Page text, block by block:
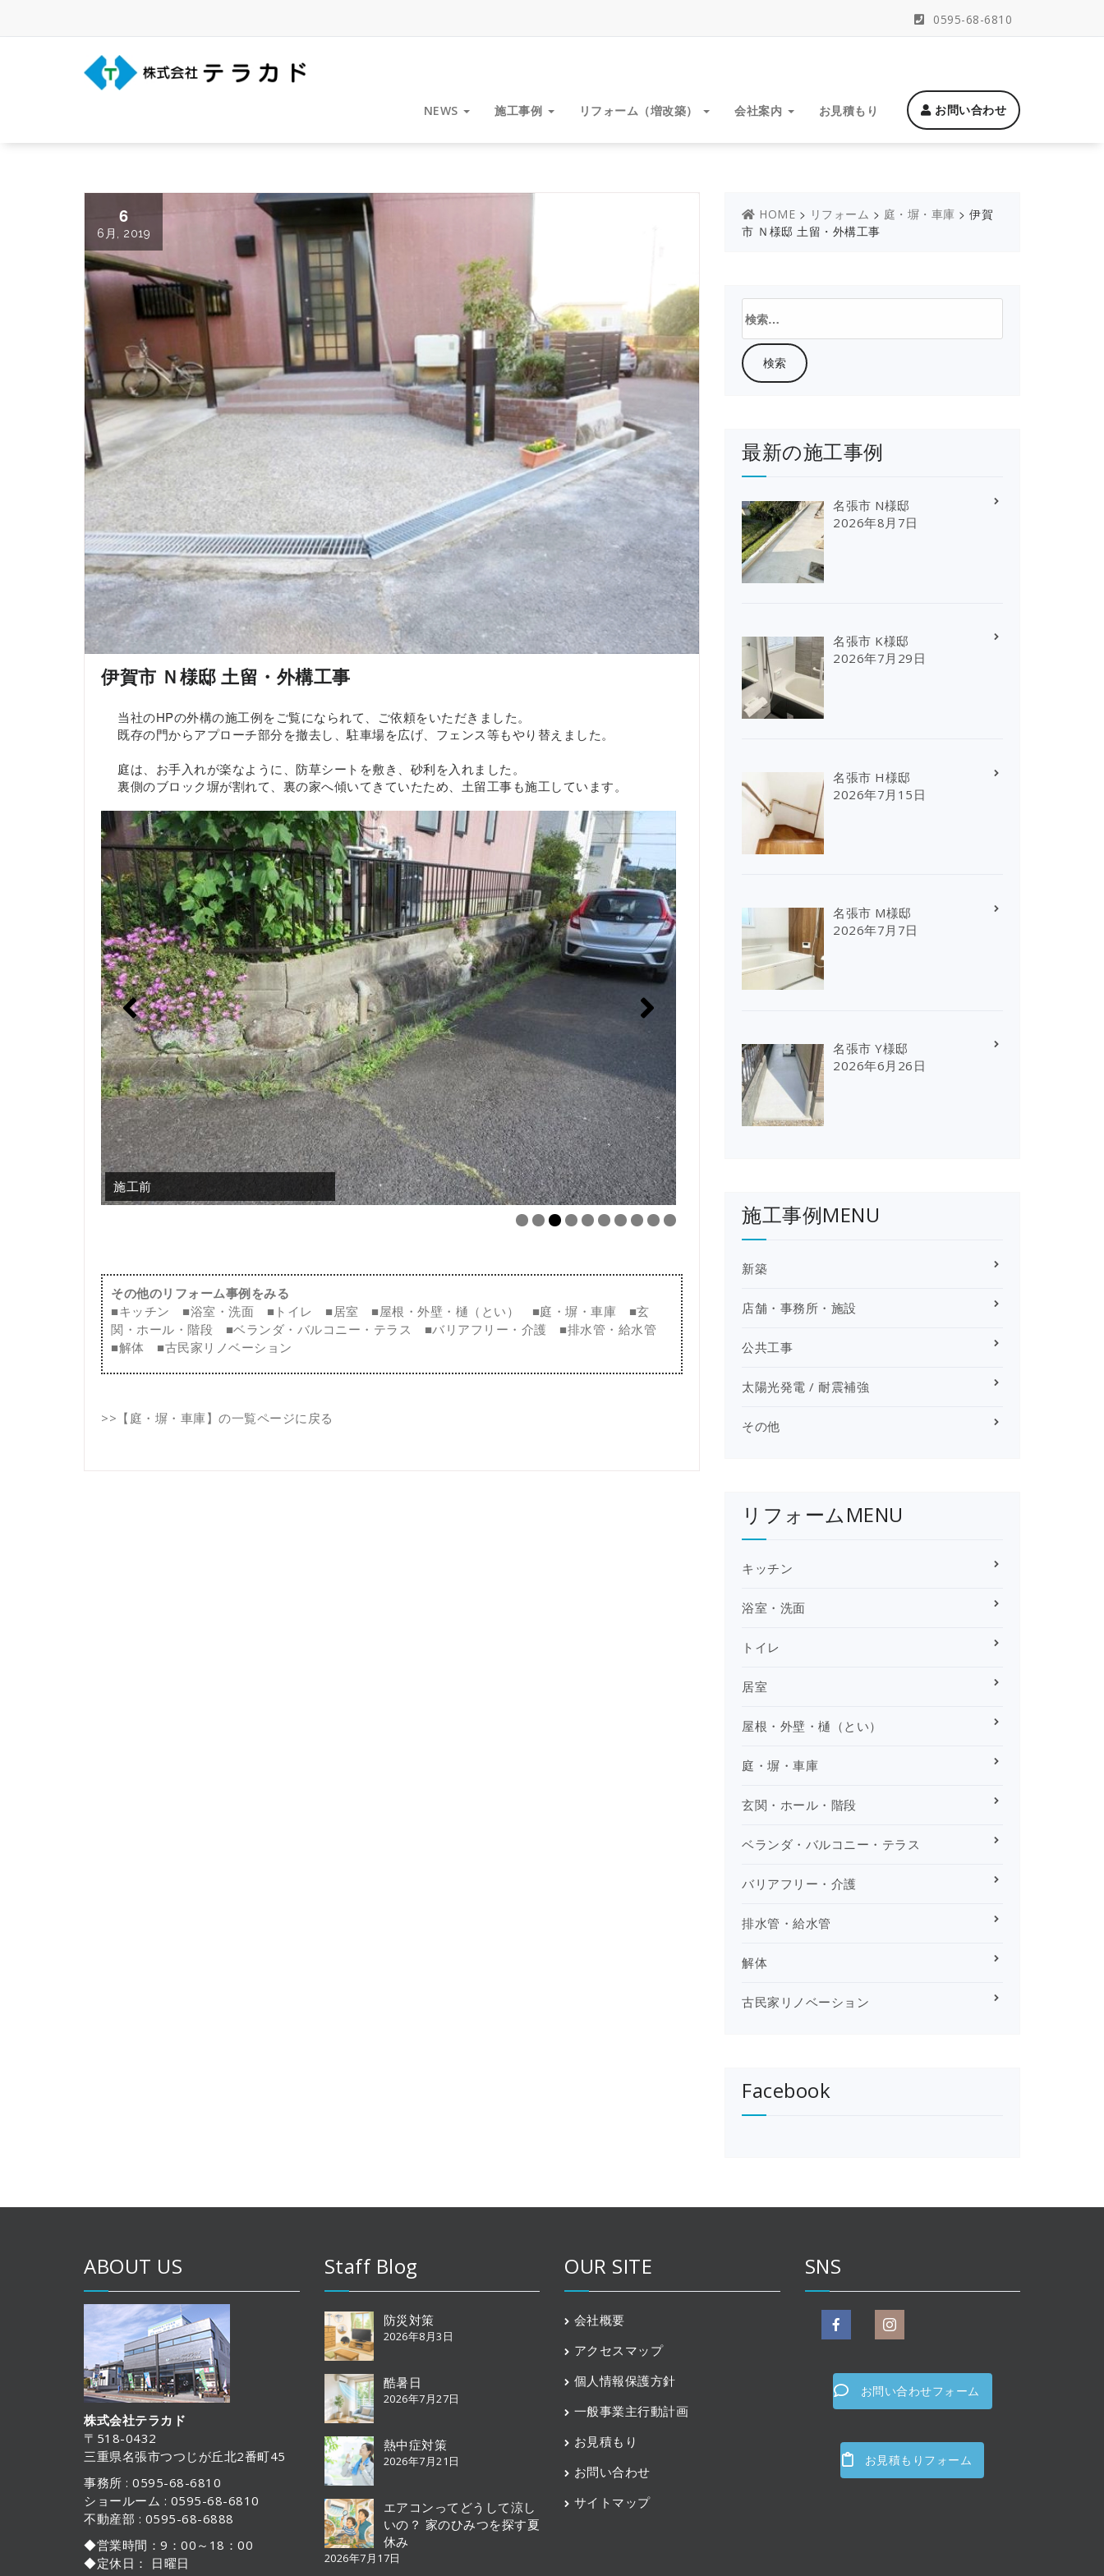
content
0595-68-6810
三重県名張市の建築事務所
NEWS 施工事例 リフォーム（増改築） 会社案内 お見積もり お問い合わせ
6
6月, 2019
伊賀市 Ｎ様邸 土留・外構工事
当社のHPの外構の施工例をご覧になられて、ご依頼をいただきました。
既存の門からアプローチ部分を撤去し、駐車場を広げ、フェンス等もやり替えました。
庭は、お手入れが楽なように、防草シートを敷き、砂利を入れました。
裏側のブロック塀が割れて、裏の家へ傾いてきていたため、土留工事も施工しています。
施工前
その他のリフォーム事例をみる
■キッチン ■浴室・洗面 ■ トイレ ■ 居室 ■屋根・外壁・樋（とい） ■庭・塀・車庫 ■玄
関・ホール・階段 ■ベランダ・バルコニー・テラス ■バリアフリー・介護 ■排水管・給水管
■解体 ■古民家リノベーション
>> 【庭・塀・車庫】の一覧ページに戻る
HOME > リフォーム > 庭・塀・車庫 > 伊賀
市 Ｎ様邸 土留・外構工事
索:
最新の施工事例
名張市 N様邸
2026年8月7日
名張市 K様邸
2026年7月29日
名張市 H様邸
2026年7月15日
名張市 M様邸
2026年7月7日
名張市 Y様邸
2026年6月26日
施工事例MENU
新築
店舗・事務所・施設
公共工事
太陽光発電 / 耐震補強
その他
リフォームMENU
キッチン
浴室・洗面
トイレ
居室
屋根・外壁・樋（とい）
庭・塀・車庫
玄関・ホール・階段
ベランダ・バルコニー・テラス
バリアフリー・介護
排水管・給水管
解体
古民家リノベーション
Facebook
ABOUT US
株式会社テラカド
〒518-0432
三重県名張市つつじが丘北2番町45
事務所 : 0595-68-6810
ショールーム : 0595-68-6810
不動産部 : 0595-68-6888
◆営業時間：9：00～18：00
◆定休日： 日曜日
Staff Blog
防災対策
2026年8月3日
酷暑日
2026年7月27日
熱中症対策
2026年7月21日
エアコンってどうして涼し
いの？ 家のひみつを探す夏
休み
2026年7月17日
OUR SITE
会社概要
アクセスマップ
個人情報保護方針
一般事業主行動計画
お見積もり
お問い合わせ
サイトマップ
SNS
お問い合わせフォーム
お見積もりフォーム